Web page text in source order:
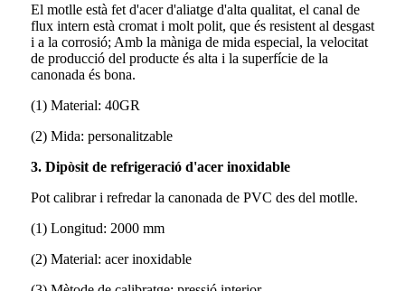
El motlle està fet d'acer d'aliatge d'alta qualitat, el canal de
flux intern està cromat i molt polit, que és resistent al desgast
i a la corrosió; Amb la màniga de mida especial, la velocitat
de producció del producte és alta i la superfície de la
canonada és bona.
(1) Material: 40GR
(2) Mida: personalitzable
3. Dipòsit de refrigeració d'acer inoxidable
Pot calibrar i refredar la canonada de PVC des del motlle.
(1) Longitud: 2000 mm
(2) Material: acer inoxidable